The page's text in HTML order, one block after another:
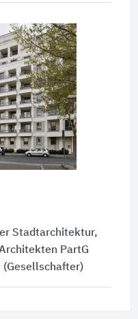
Stadtarchitektur,
PartG
(Gesellschafter)